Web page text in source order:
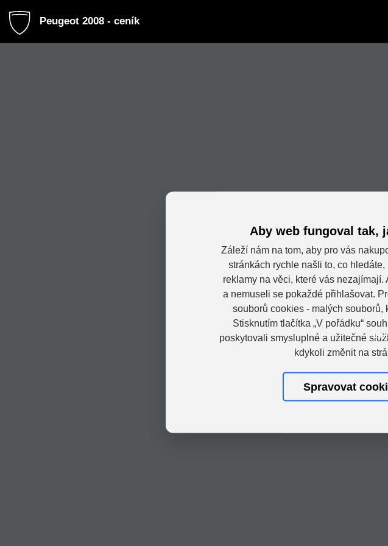
Peugeot 2008 - ceník
Aby web fungoval tak,
Záleží nám na tom, aby pro vás
stránkách rychle našli to, co
reklamy na věci, které vás
a nemuseli se pokaždé přihlašovat.
souborů cookies - malých souborů,
Stisknutím tlačítka „V pořádku“
poskytovali smysluplné a užitečné
kdykoli změnit na
Spravovat